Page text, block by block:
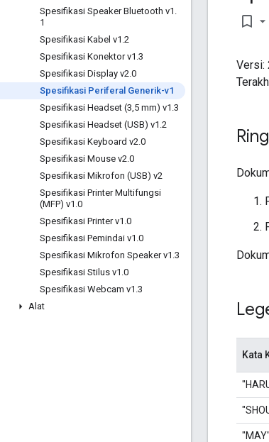
Spesifikasi Speaker Bluetooth v1 .
1
Spesifikasi Kabel v1 .2
Spesifikasi Konektor v1 .3
Spesifikasi Display v2.0
Spesifikasi Periferal Generik-v1
Spesifikasi Headset (3,5 mm) v1 .3
Spesifikasi Headset (USB) v1 .2
Spesifikasi Keyboard v2.0
Spesifikasi Mouse v2.0
Spesifikasi Mikrofon (USB) v2
Spesifikasi Printer Multifungsi
(MFP) v1 .0
Spesifikasi Printer v1 .0
Spesifikasi Pemindai v1 .0
Spesifikasi Mikrofon Speaker v1 .3
Spesifikasi Stilus v1 .0
Spesifikasi Webcam v1 .3
Alat
bookmark_border
Versi:
Kata
"MAY"